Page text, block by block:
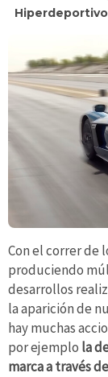
Hiperdeportivo
Con el correr de
produciendo
desarrollos
la aparición de
hay muchas
por ejemplo la
marca a través